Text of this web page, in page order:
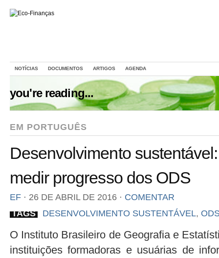
NOTÍCIAS DOCUMENTOS ARTIGOS AGENDA
you're reading...
EM PORTUGUÊS
Desenvolvimento
medir progresso dos ODS
EF ⋅ 26 DE ABRIL DE 2016 ⋅ COMENTAR
TAGS
DESENVOLVIMENTO SUSTENTÁVEL,
O Instituto Brasileiro de Geografia e
instituições formadoras e usuárias de